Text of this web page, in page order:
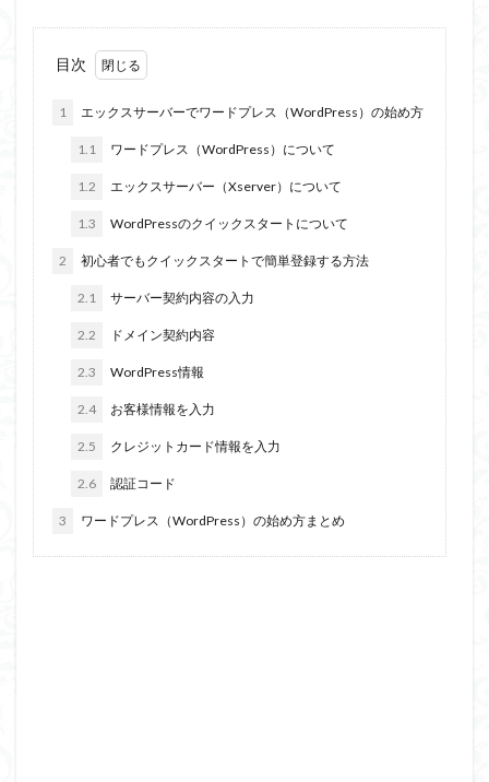
目次
1 エックスサーバーでワードプレス（WordPress）の始め方
1.1 ワードプレス（WordPress）について
1.2 エックスサーバー（Xserver）について
1.3 WordPressのクイックスタートについて
2 初心者でもクイックスタートで簡単登録する方法
2.1 サーバー契約内容の入力
2.2 ドメイン契約内容
2.3 WordPress情報
2.4 お客様情報を入力
2.5 クレジットカード情報を入力
2.6 認証コード
3 ワードプレス（WordPress）の始め方まとめ